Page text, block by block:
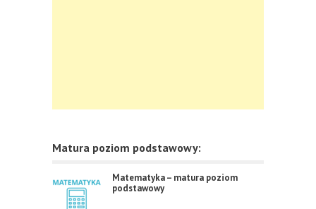
Matura poziom podstawowy:
Matematyka – matura poziom
podstawowy